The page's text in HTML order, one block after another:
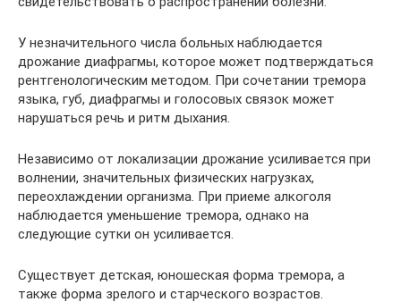
У незначительного числа больных наблюдается
дрожание диафрагмы, которое может подтверждаться
рентгенологическим методом. При сочетании тремора
языка, губ, диафрагмы и голосовых связок может
нарушаться речь и ритм дыхания.
Независимо от локализации дрожание усиливается при
волнении, значительных физических нагрузках,
переохлаждении организма. При приеме алкоголя
наблюдается уменьшение тремора, однако на
следующие сутки он усиливается.
Существует детская, юношеская форма тремора, а
также форма зрелого и старческого возрастов.